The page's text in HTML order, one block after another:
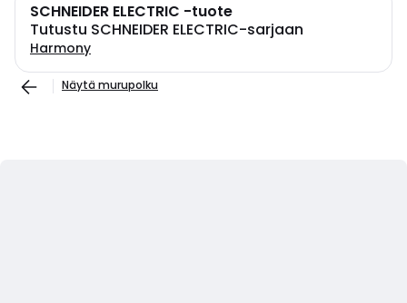
SCHNEIDER ELECTRIC -tuote
Tutustu SCHNEIDER ELECTRIC-sarjaan
Harmony
Näytä murupolku